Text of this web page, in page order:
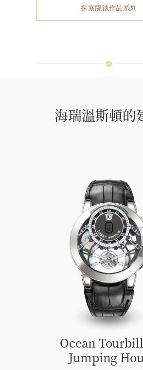
探索腕錶作品系列
海瑞溫斯頓的
Ocean
Jumping